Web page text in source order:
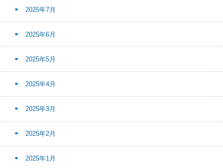
2025年7月
2025年6月
2025年5月
2025年4月
2025年3月
2025年2月
2025年1月